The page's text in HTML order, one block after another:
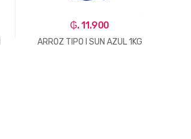
₲. 11.900
ARROZ TIPO I SUN AZUL 1KG